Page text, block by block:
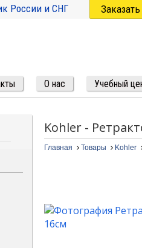
России и СНГ
О нас Учебный
Kohler -
Главная Товары Kohler